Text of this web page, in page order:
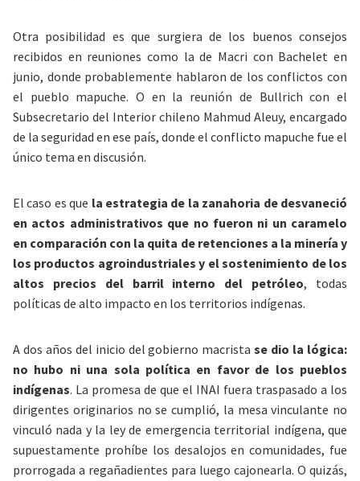
Otra posibilidad es que surgiera de los buenos consejos
recibidos en reuniones como la de Macri con Bachelet en
junio, donde probablemente hablaron de los conflictos con
el pueblo mapuche. O en la reunión de Bullrich con el
Subsecretario del Interior chileno Mahmud Aleuy, encargado
de la seguridad en ese país, donde el conflicto mapuche fue el
único tema en discusión.
El caso es que la estrategia de la zanahoria de desvaneció
en actos administrativos que no fueron ni un caramelo
en comparación con la quita de retenciones a la minería y
los productos agroindustriales y el sostenimiento de los
altos precios del barril interno del petróleo, todas
políticas de alto impacto en los territorios indígenas.
A dos años del inicio del gobierno macristase dio la lógica:
no hubo ni una sola política en favor de los pueblos
indígenas. La promesa de que el INAI fuera traspasado a los
dirigentes originarios no se cumplió, la mesa vinculante no
vinculó nada y la ley de emergencia territorial indígena, que
supuestamente prohíbe los desalojos en comunidades, fue
prorrogada a regañadientes para luego cajonearla. O quizás,